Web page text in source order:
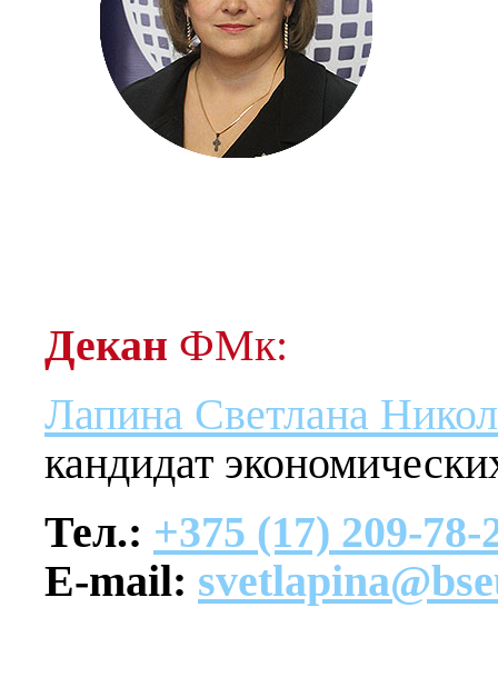
Декан ФМк:
Лапина Светлана
кандидат
Тел.: +375 (17) 209-78-
E-mail: